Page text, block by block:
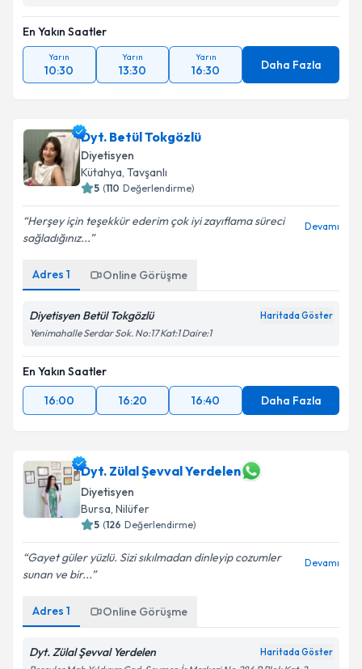
En Yakın Saatler
Yarın
10:30
Yarın
13:30
Yarın
16:30 Daha Fazla
Dyt. Betül Tokgözlü
Diyetisyen
Kütahya, Tavşanlı
5 (110 Değerlendirme)
Herşey için teşekkür ederim çok iyi zayıflama süreci
sağladığınız...
Devamı
Adres 1 Online Görüşme
Diyetisyen Betül Tokgözlü Haritada Göster
Yenimahalle Serdar Sok. No:17 Kat:1 Daire:1
En Yakın Saatler
16:00
16:20 16:40 Daha Fazla
Dyt. Zülal Şevval Yerdelen
Diyetisyen
Bursa, Nilüfer
5 (126 Değerlendirme)
Gayet güler yüzlü. Sizi sıkılmadan dinleyip cozumler
sunan ve bir...
Devamı
Adres 1 Online Görüşme
Dyt. Zülal Şevval Yerdelen Haritada Göster